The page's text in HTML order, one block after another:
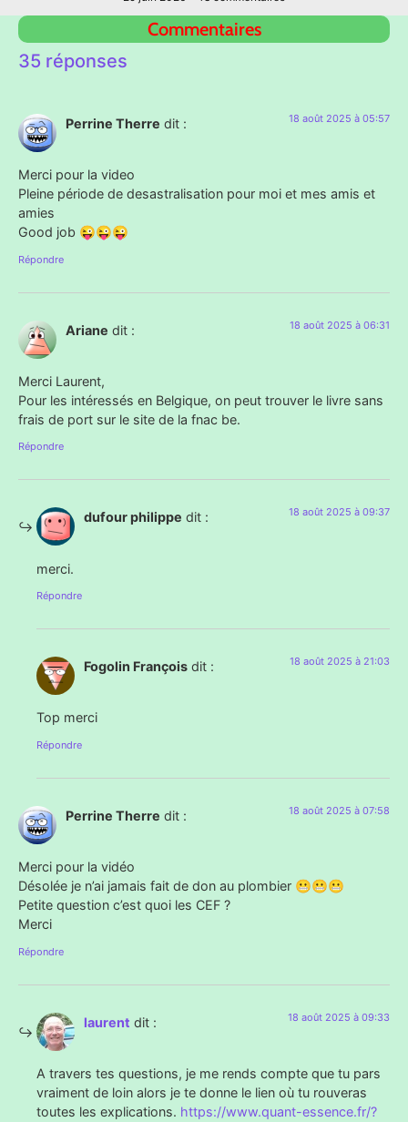
Commentaires
35 réponses
Perrine Therre dit : 18 août 2025 à 05:57
Merci pour la video
Pleine période de desastralisation pour moi et mes amis et
amies
Good job 😜😜😜
Répondre
Ariane dit : 18 août 2025 à 06:31
Merci Laurent,
Pour les intéressés en Belgique, on peut trouver le livre sans
frais de port sur le site de la fnac be.
Répondre
dufour philippe dit : 18 août 2025 à 09:37
merci.
Répondre
Fogolin François dit : 18 août 2025 à 21:03
Top merci
Répondre
Perrine Therre dit : 18 août 2025 à 07:58
Merci pour la vidéo
Désolée je n’ai jamais fait de don au plombier 😬😬😬
Petite question c’est quoi les CEF ?
Merci
Répondre
laurent dit : 18 août 2025 à 09:33
A travers tes questions, je me rends compte que tu pars
vraiment de loin alors je te donne le lien où tu rouveras
toutes les explications. https://www.quant-essence.fr/?